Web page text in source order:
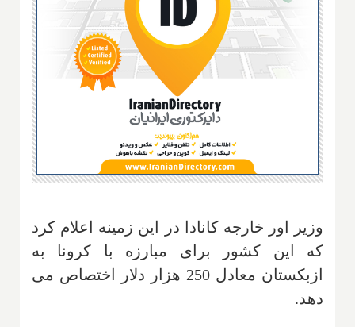
وزیر اور خارجه کانادا در این زمینه اعلام کرد
که این کشور برای مبارزه با کرونا به
ازبکستان معادل 250 هزار دلار اختصاص می
دهد.